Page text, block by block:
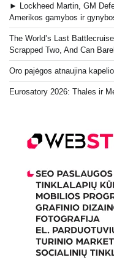
► Lockheed Martin, GM
Amerikos gamybos ir
The World’s Last
Scrapped Two, And Can
Oro pajėgos atnaujina
Eurosatory 2026: Thales ir